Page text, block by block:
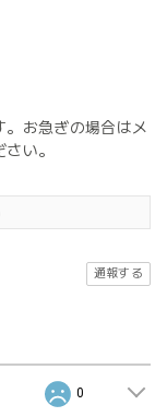
。お急ぎの場合はメ
い。
通報する
0